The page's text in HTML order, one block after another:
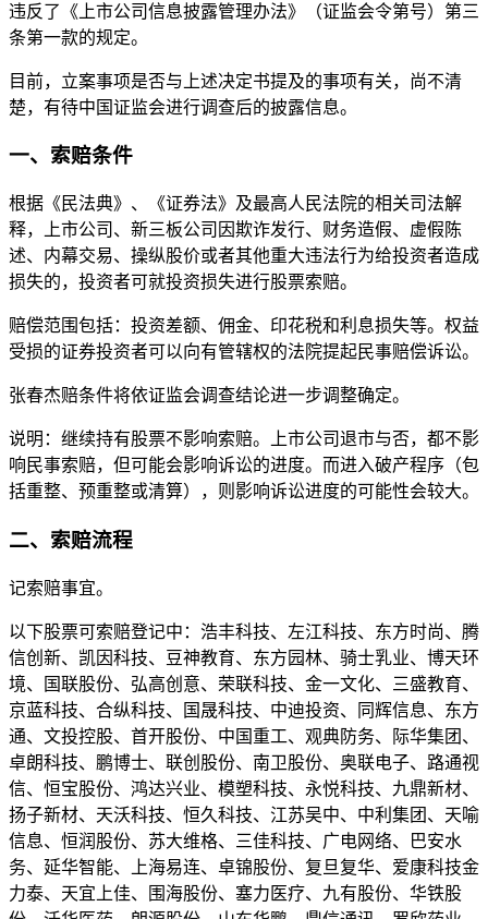
违反了《上市公司信息披露管理办法》（证监会令第号）第三
条第一款的规定。
目前，立案事项是否与上述决定书提及的事项有关，尚不清
楚，有待中国证监会进行调查后的披露信息。
一、索赔条件
根据《民法典》、《证券法》及最高人民法院的相关司法解
释，上市公司、新三板公司因欺诈发行、财务造假、虚假陈
述、内幕交易、操纵股价或者其他重大违法行为给投资者造成
损失的，投资者可就投资损失进行股票索赔。
赔偿范围包括：投资差额、佣金、印花税和利息损失等。权益
受损的证券投资者可以向有管辖权的法院提起民事赔偿诉讼。
张春杰赔条件将依证监会调查结论进一步调整确定。
说明：继续持有股票不影响索赔。上市公司退市与否，都不影
响民事索赔，但可能会影响诉讼的进度。而进入破产程序（包
括重整、预重整或清算），则影响诉讼进度的可能性会较大。
二、索赔流程
记索赔事宜。
以下股票可索赔登记中：浩丰科技、左江科技、东方时尚、腾
信创新、凯因科技、豆神教育、东方园林、骑士乳业、博天环
境、国联股份、弘高创意、荣联科技、金一文化、三盛教育、
京蓝科技、合纵科技、国晟科技、中迪投资、同辉信息、东方
通、文投控股、首开股份、中国重工、观典防务、际华集团、
卓朗科技、鹏博士、联创股份、南卫股份、奥联电子、路通视
信、恒宝股份、鸿达兴业、模塑科技、永悦科技、九鼎新材、
扬子新材、天沃科技、恒久科技、江苏吴中、中利集团、天喻
信息、恒润股份、苏大维格、三佳科技、广电网络、巴安水
务、延华智能、上海易连、卓锦股份、复旦复华、爱康科技金
力泰、天宜上佳、围海股份、塞力医疗、九有股份、华铁股